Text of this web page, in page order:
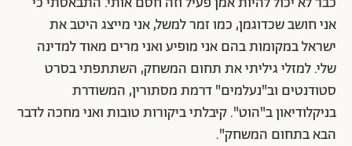
אני חושב שכדוגמן, כמו זמר למשל, אני מייצג היטב את
ישראל במקומות בהם אני מופיע ואני מרים מאוד למדינה
שלי. למזלי גיליתי את תחום המשחק, השתתפתי בסרט
סטודנטים וב"נעלמים" דרמת מסתורין, המשודרת
בניקלודיאון ב"הוט". קיבלתי ביקורות טובות ואני מחכה לדבר
הבא בתחום המשחק".